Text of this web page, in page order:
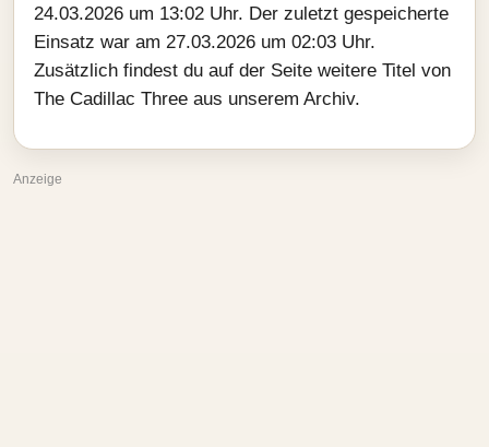
24.03.2026 um 13:02 Uhr. Der zuletzt gespeicherte
Einsatz war am 27.03.2026 um 02:03 Uhr.
Zusätzlich findest du auf der Seite weitere Titel von
The Cadillac Three aus unserem Archiv.
Anzeige